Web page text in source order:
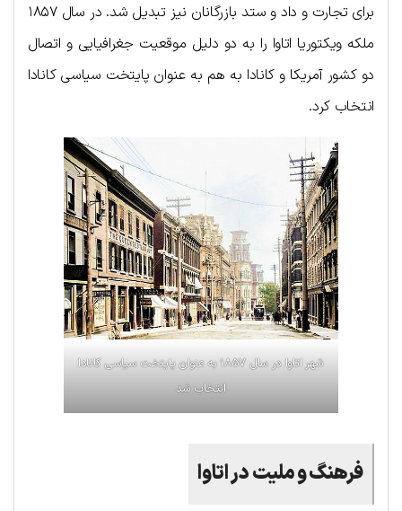
برای تجارت و داد و ستد بازرگانان نیز تبدیل شد. در سال ۱۸۵۷
ملکه ویکتوریا اتاوا را به دو دلیل موقعیت جغرافیایی و اتصال
دو کشور آمریکا و کانادا به هم به عنوان پایتخت سیاسی کانادا
انتخاب کرد.
شهر اتاوا در سال ۱۸۵۷ به عنوان پایتخت سیاسی کانادا
انتخاب شد
فرهنگ و ملیت در اتاوا